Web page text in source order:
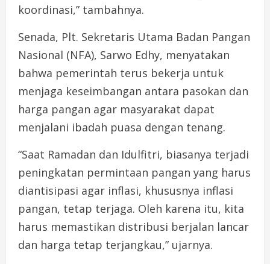
koordinasi,” tambahnya.
Senada, Plt. Sekretaris Utama Badan Pangan
Nasional (NFA), Sarwo Edhy, menyatakan
bahwa pemerintah terus bekerja untuk
menjaga keseimbangan antara pasokan dan
harga pangan agar masyarakat dapat
menjalani ibadah puasa dengan tenang.
“Saat Ramadan dan Idulfitri, biasanya terjadi
peningkatan permintaan pangan yang harus
diantisipasi agar inflasi, khususnya inflasi
pangan, tetap terjaga. Oleh karena itu, kita
harus memastikan distribusi berjalan lancar
dan harga tetap terjangkau,” ujarnya.